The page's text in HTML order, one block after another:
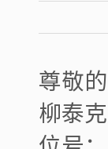
尊敬
柳泰